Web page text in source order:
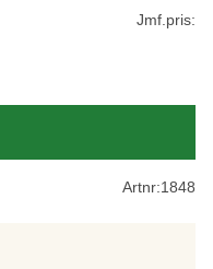
Jmf.pris:
Artnr:1848